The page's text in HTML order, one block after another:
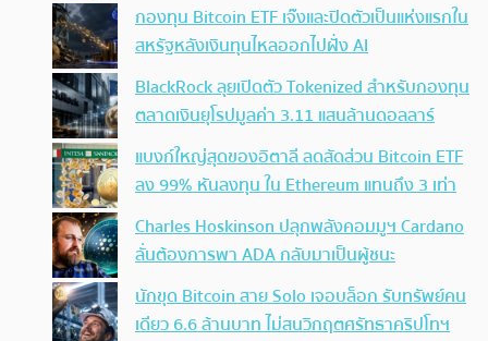
กองทุน Bitcoin ETF เจ๊งและปิดตัวเป็นแห่งแรกใน
สหรัฐหลังเงินทุนไหลออกไปฝั่ง AI
BlackRock ลุยเปิดตัว Tokenized สำหรับกองทุน
ตลาดเงินยุโรปมูลค่า 3.11 แสนล้านดอลลาร์
แบงก์ใหญ่สุดของอิตาลี ลดสัดส่วน Bitcoin ETF
ลง 99% หันลงทุน ใน Ethereum แทนถึง 3 เท่า
Charles Hoskinson ปลุกพลังคอมมูฯ Cardano
ลั่นต้องการพา ADA กลับมาเป็นผู้ชนะ
นักขุด Bitcoin สาย Solo เจอบล็อก รับทรัพย์คน
เดียว 6.6 ล้านบาท ไม่สนวิกฤตศรัทธาคริปโทฯ